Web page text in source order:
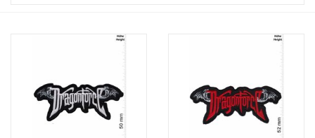
Sleutelhanger